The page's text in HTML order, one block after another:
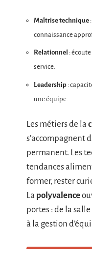
Maîtrise technique
connaissance
Relationnel :
service.
Leadership :
une équipe.
Les métiers de la
s’accompagnent
permanent. Les
tendances
former, rester
La polyvalence
portes : de la
à la gestion